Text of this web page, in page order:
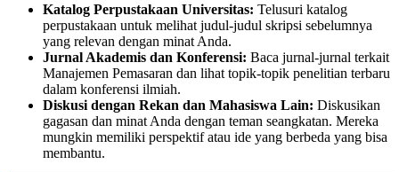
Katalog Perpustakaan Universitas: Telusuri katalog
perpustakaan untuk melihat judul-judul skripsi sebelumnya
yang relevan dengan minat Anda.
Jurnal Akademis dan Konferensi: Baca jurnal-jurnal terkait
Manajemen Pemasaran dan lihat topik-topik penelitian terbaru
dalam konferensi ilmiah.
Diskusi dengan Rekan dan Mahasiswa Lain: Diskusikan
gagasan dan minat Anda dengan teman seangkatan. Mereka
mungkin memiliki perspektif atau ide yang berbeda yang bisa
membantu.